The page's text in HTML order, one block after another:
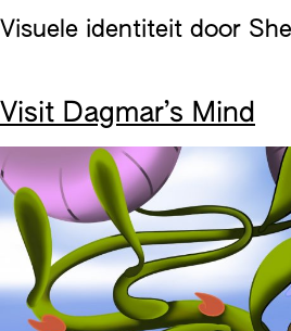
Visuele identiteit door
Visit Dagmar’s Mind